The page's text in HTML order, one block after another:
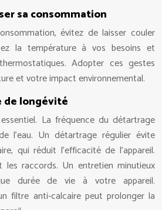
sa consommation
évitez de laisser couler
la température à vos besoins et
Adopter ces gestes
et votre impact environnemental.
de longévité
La fréquence du détartrage
l’eau. Un détartrage régulier évite
qui réduit l’efficacité de l’appareil.
les raccords. Un entretien minutieux
durée de vie à votre appareil.
filtre anti-calcaire peut prolonger la